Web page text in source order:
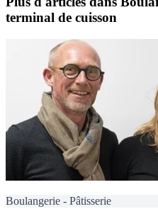
terminal de cuisson
Boulangerie - Pâtisserie